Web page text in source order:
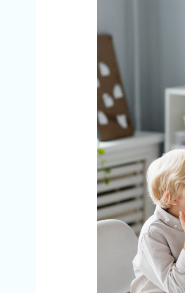
skuteczne
metody
terapii!